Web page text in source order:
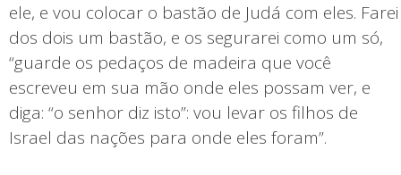
ele, e vou colocar o bastão de Judá com eles. Farei
dos dois um bastão, e os segurarei como um só,
“guarde os pedaços de madeira que você
escreveu em sua mão onde eles possam ver, e
diga: “o senhor diz isto”: vou levar os filhos de
Israel das nações para onde eles foram”.